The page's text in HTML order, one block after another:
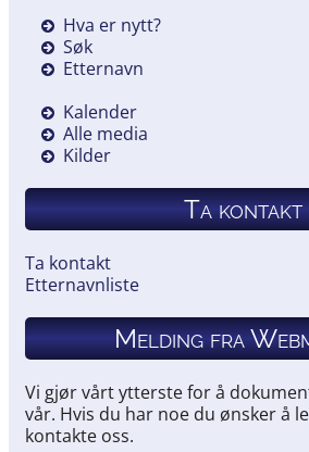
Hva er nytt?
Søk
Etternavn
Kalender
Alle media
Kilder
Ta kontakt
Ta kontakt
Etternavnliste
Melding fra
Vi gjør vårt ytterste for å
vår. Hvis du har noe du ønsker å
kontakte oss.